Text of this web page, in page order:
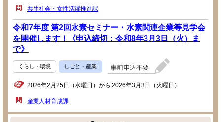
共生社会・女性活躍推進課
令和7年度 第2回水素セミナー・水素関連企業等見学会
を開催します！《申込締切：令和8年3月3日（火）ま
で》
くらし・環境 しごと・産業
2026年2月25日（水曜日）から 2026年3月3日（火曜日）
産業人材育成課